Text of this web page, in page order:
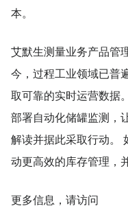
本。
艾默生测量业务产品管
今，过程工业领域已普
取可靠的实时运营数据
部署自动化储罐监测，
解读并据此采取行动。
动更高效的库存管理，
更多信息，请访问